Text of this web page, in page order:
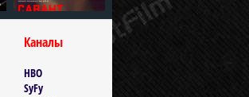
Каналы
HBO
SyFy